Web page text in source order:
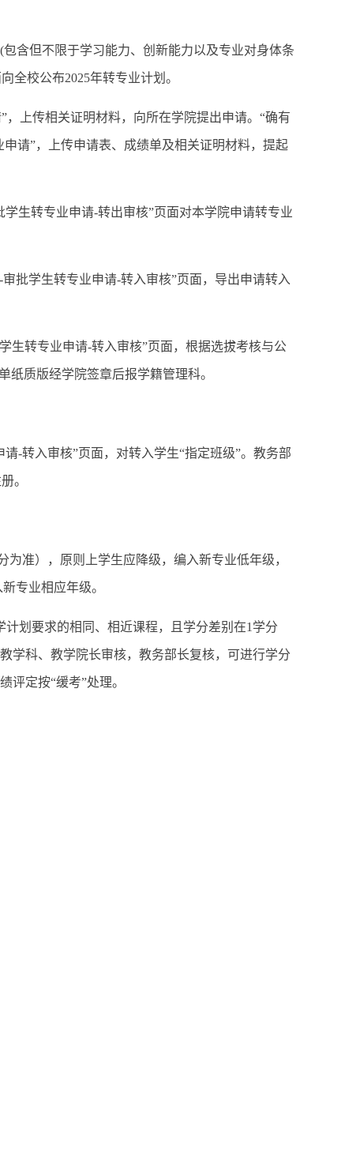
含但不限于学习能力、创新能力以及专业对身体条
全校公布2025年转专业计划。
，上传相关证明材料，向所在学院提出申请。“确有
请”，上传申请表、成绩单及相关证明材料，提起
学生转专业申请-转出审核”页面对本学院申请转专业
批学生转专业申请-转入审核”页面，导出申请转入
生转专业申请-转入审核”页面，根据选拔考核与公
质版经学院签章后报学籍管理科。
-转入审核”页面，对转入学生“指定班级”。教务部
。
准），原则上学生应降级，编入新专业低年级，
专业相应年级。
划要求的相同、相近课程，且学分差别在1学分
学科、教学院长审核，教务部长复核，可进行学分
定按“缓考”处理。